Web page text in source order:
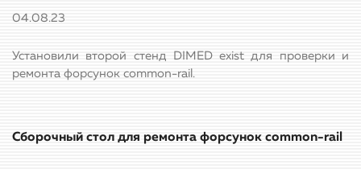
04.08.23
Установили второй стенд DIMED exist для проверки и
ремонта форсунок common-rail.
Сборочный стол для ремонта форсунок common-rail